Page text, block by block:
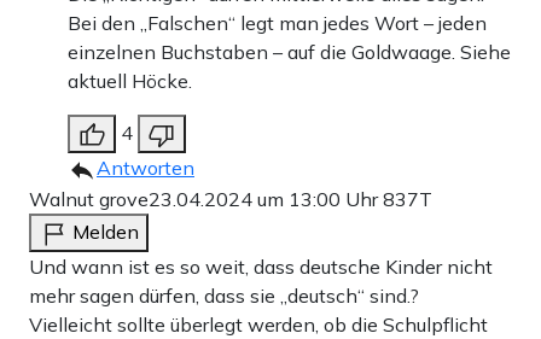
Bei den „Falschen“ legt man jedes Wort – jeden
einzelnen Buchstaben – auf die Goldwaage. Siehe
aktuell Höcke.
4
Antworten
Walnut grove23.04.2024 um 13:00 Uhr837T
Melden
Und wann ist es so weit, dass deutsche Kinder nicht
mehr sagen dürfen, dass sie „deutsch“ sind.?
Vielleicht sollte überlegt werden, ob die Schulpflicht